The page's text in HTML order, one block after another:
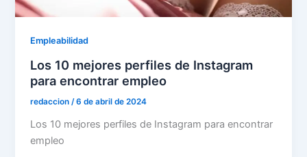
Empleabilidad
Los 10 mejores perfiles de Instagram
para encontrar empleo
redaccion /6 de abril de 2024
Los 10 mejores perfiles de Instagram para encontrar
empleo